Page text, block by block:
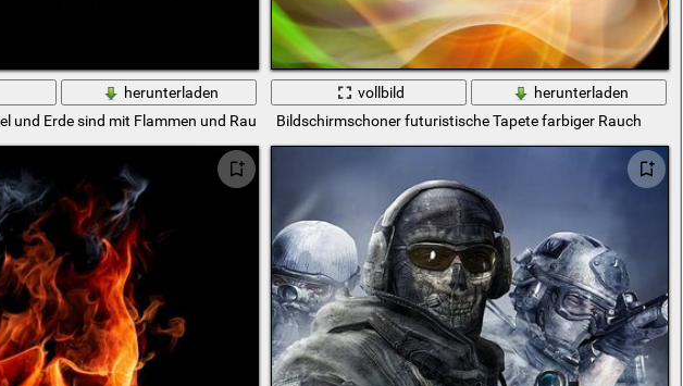
herunterladen
und Erde sind mit Flammen und Rauch bedeckt
vollbild
herunterladen
Bildschirmschoner futuristische Tapete farbiger Rauch